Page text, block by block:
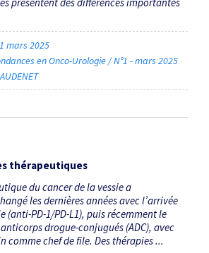
mars 2025
en Onco-Urologie / N°1 - mars 2025
thérapeutiques
du cancer de la vessie a
les dernières années avec l’arrivée
(anti-PD-1/PD-L1), puis récemment le
drogue-conjugués (ADC), avec
comme chef de file. Des thérapies ...